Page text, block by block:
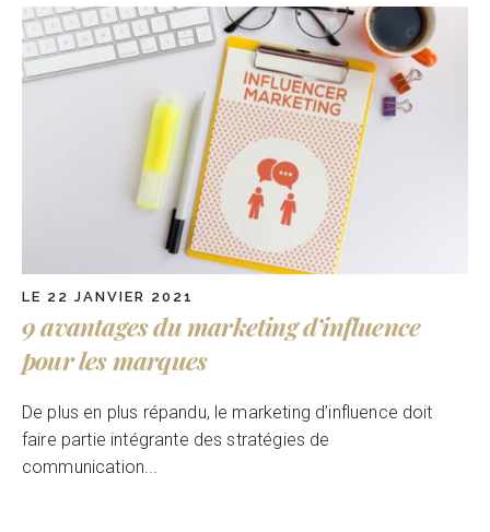
LE 22 JANVIER 2021
9 avantages du marketing d’influence
pour les marques
De plus en plus répandu, le marketing d’influence doit
faire partie intégrante des stratégies de
communication...